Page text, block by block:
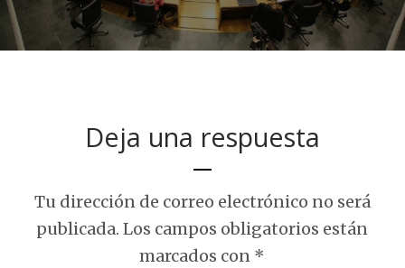
Deja una respuesta
Tu dirección de correo electrónico no será
publicada. Los campos obligatorios están
marcados con *